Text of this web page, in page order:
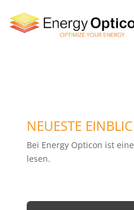
NEUESTE
Bei Energy Opticon ist
lesen.